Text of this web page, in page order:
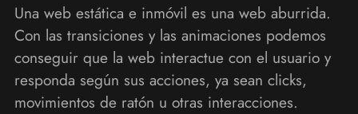
Una web estática e inmóvil es una web aburrida.
Con las transiciones y las animaciones podemos
conseguir que la web interactue con el usuario y
responda según sus acciones, ya sean clicks,
movimientos de ratón u otras interacciones.